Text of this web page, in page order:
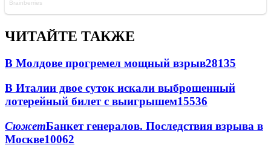
ЧИТАЙТЕ ТАКЖЕ
В Молдове прогремел мощный взрыв28135
В Италии двое суток искали выброшенный
лотерейный билет с выигрышем15536
СюжетБанкет генералов. Последствия взрыва в
Москве10062